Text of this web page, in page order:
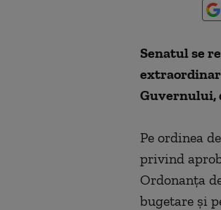
Senatul se
Guvernului,
Pe ordinea
privind
Ordonanţa
bugetare şi